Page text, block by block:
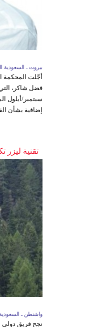
بيروت ـ السعودية
أجّلت المحكمة
سبتمبر/أيلول
إضافية بشأن
تقنية
واشنطن ـ السعودية
نجح فريق دولي